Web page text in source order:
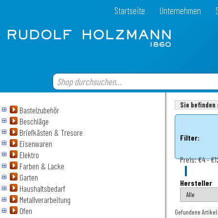
Startseite Unternehmen
Bastelzubehör
Beschläge
Briefkästen & Tresore
Eisenwaren
Elektro
Farben & Lacke
Garten
Haushaltsbedarf
Metallverarbeitung
Ofen
Sie
Filter:
Preis:€4 -
Hersteller
Gefundene